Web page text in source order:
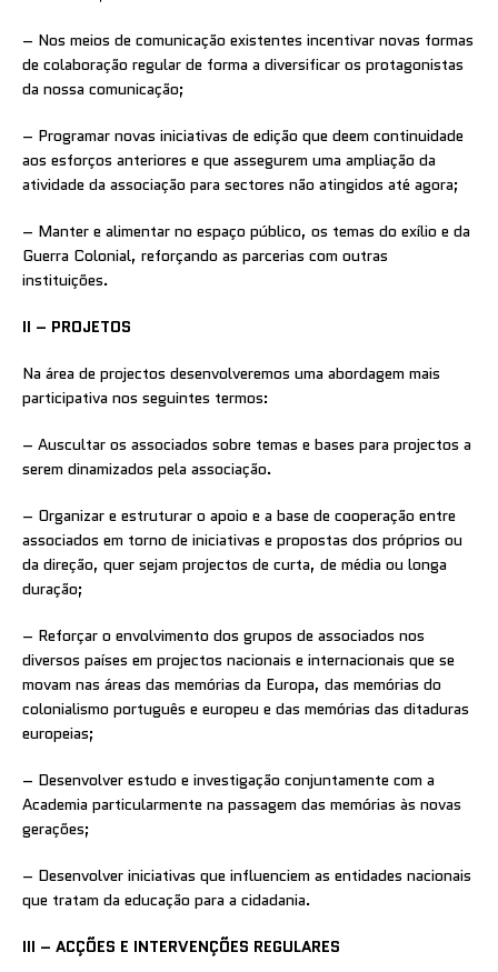
– Nos meios de comunicação existentes incentivar novas formas
de colaboração regular de forma a diversificar os protagonistas
da nossa comunicação;
– Programar novas iniciativas de edição que deem continuidade
aos esforços anteriores e que assegurem uma ampliação da
atividade da associação para sectores não atingidos até agora;
– Manter e alimentar no espaço público, os temas do exílio e da
Guerra Colonial, reforçando as parcerias com outras
instituições.
II – PROJETOS
Na área de projectos desenvolveremos uma abordagem mais
participativa nos seguintes termos:
– Auscultar os associados sobre temas e bases para projectos a
serem dinamizados pela associação.
– Organizar e estruturar o apoio e a base de cooperação entre
associados em torno de iniciativas e propostas dos próprios ou
da direção, quer sejam projectos de curta, de média ou longa
duração;
– Reforçar o envolvimento dos grupos de associados nos
diversos países em projectos nacionais e internacionais que se
movam nas áreas das memórias da Europa, das memórias do
colonialismo português e europeu e das memórias das ditaduras
europeias;
– Desenvolver estudo e investigação conjuntamente com a
Academia particularmente na passagem das memórias às novas
gerações;
– Desenvolver iniciativas que influenciem as entidades nacionais
que tratam da educação para a cidadania.
III – ACÇÕES E INTERVENÇÕES REGULARES